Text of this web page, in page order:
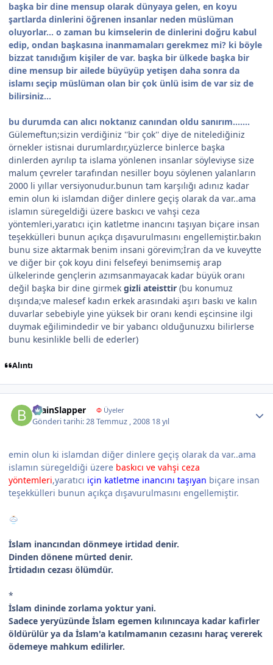
başka bir dine mensup olarak dünyaya gelen, en koyu
şartlarda dinlerini öğrenen insanlar neden müslüman
oluyorlar... o zaman bu kimselerin de dinlerini doğru kabul
edip, ondan başkasına inanmamaları gerekmez mi? ki böyle
bizzat tanıdığım kişiler de var. başka bir ülkede başka bir
dine mensup bir ailede büyüyüp yetişen daha sonra da
islamı seçip müslüman olan bir çok ünlü isim de var siz de
bilirsiniz...
bu durumda can alıcı noktanız canından oldu sanırım.......
Gülemeftun;sizin verdiğiniz ''bir çok'' diye de nitelediğiniz
örnekler istisnai durumlardır,yüzlerce binlerce başka
dinlerden ayrılıp ta islama yönlenen insanlar söyleviyse size
malum çevreler tarafından nesiller boyu söylenen yalanların
2000 li yıllar versiyonudur.bunun tam karşılığı adınız kadar
emin olun ki islamdan diğer dinlere geçiş olarak da var..ama
islamın süregeldiği üzere baskıcı ve vahşi ceza
yöntemleri,yaratıcı için katletme inancını taşıyan biçare insan
teşekkülleri bunun açıkça dışavurulmasını engellemiştir.bakın
bunu size aktarmak benim insani görevim;İran da ve kuveytte
ve diğer bir çok koyu dini felsefeyi benimsemiş arap
ülkelerinde gençlerin azımsanmayacak kadar büyük oranı
değil başka bir dine girmek gizli ateisttir (bu konumuz
dışında;ve malesef kadın erkek arasındaki aşırı baskı ve kalın
duvarlar sebebiyle yine yüksek bir oranı kendi eşcinsine ilgi
duymak eğilimindedir ve bir yabancı olduğunuzxu bilirlerse
bunu kesinlikle belli de ederler)
Alıntı
BrainSlapper ΦÜyeler
Gönderi tarihi:28 Temmuz , 2008 18 yıl
emin olun ki islamdan diğer dinlere geçiş olarak da var..ama
islamın süregeldiği üzere baskıcı ve vahşi ceza
yöntemleri,yaratıcı için katletme inancını taşıyan biçare insan
teşekkülleri bunun açıkça dışavurulmasını engellemiştir.
İslam inancından dönmeye irtidad denir.
Dinden dönene mürted denir.
İrtidadın cezası ölümdür.
*
İslam dininde zorlama yoktur yani.
Sadece yeryüzünde İslam egemen kılınıncaya kadar kafirler
öldürülür ya da İslam'a katılmamanın cezasını haraç vererek
ödemeye mahkum edilirler.